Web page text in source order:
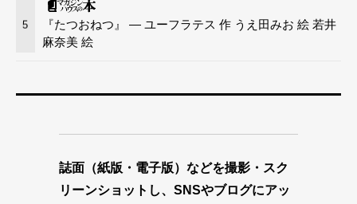
5
『たつおねつ』 — ユーフラテス 作 うえ田みお 絵 若井
麻奈美 絵
誌面（紙版・電子版）などを撮影・スク
リーンショットし、SNSやブログにアッ